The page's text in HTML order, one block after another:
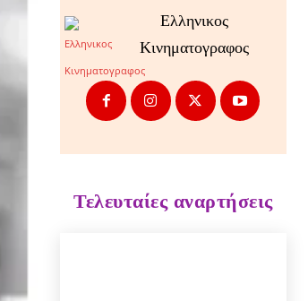
Ελληνικος
Κινηματογραφος
Τελευταίες αναρτήσεις